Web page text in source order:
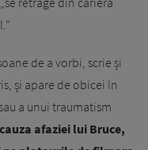
de a vorbi, scrie și
și apare de obicei în
a unui traumatism
afaziei lui Bruce,